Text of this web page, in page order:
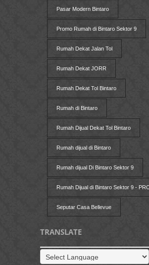
Pasar Modern Bintaro
Promo Rumah di Bintaro Sektor 9
Rumah Dekat Jalan Tol
Rumah Dekat JORR
Rumah Dekat Tol Bintaro
Rumah di Bintaro
Rumah Dijual Dekat Tol Bintaro
Rumah dijual di Bintaro
Rumah dijual Di Bintaro Sektor 9
Rumah Dijual di Bintaro Sektor 9 -
Seputar Casa Bellevue
TRANSLATE